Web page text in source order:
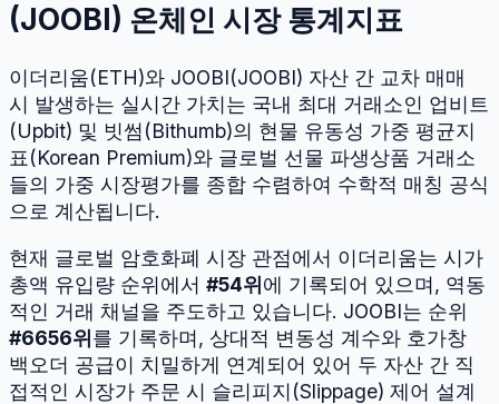
(JOOBI ) 온체인 시장 통계지표
이더리움(ETH)와 JOOBI(JOOBI) 자산 간 교차 매매
시 발생하는 실시간 가치는 국내 최대 거래소인 업비트
(Upbit) 및 빗썸(Bithumb)의 현물 유동성 가중 평균지
표(Korean Premium)와 글로벌 선물 파생상품 거래소
들의 가중 시장평가를 종합 수렴하여 수학적 매칭 공식
으로 계산됩니다.
현재 글로벌 암호화폐 시장 관점에서 이더리움는 시가
총액 유입량 순위에서 #54위에 기록되어 있으며, 역동
적인 거래 채널을 주도하고 있습니다. JOOBI는 순위
#6656위를 기록하며, 상대적 변동성 계수와 호가창
백오더 공급이 치밀하게 연계되어 있어 두 자산 간 직
접적인 시장가 주문 시 슬리피지(Slippage) 제어 설계